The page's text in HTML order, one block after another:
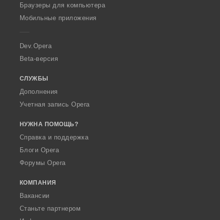
O
p
a
Браузеры для компьютера
Мобильные приложения
Dev.Opera
Beta-версия
СЛУЖБЫ
Дополнения
Учетная запись Opera
НУЖНА ПОМОЩЬ?
Справка и поддержка
Блоги Opera
Форумы Opera
КОМПАНИЯ
Вакансии
Станьте партнером